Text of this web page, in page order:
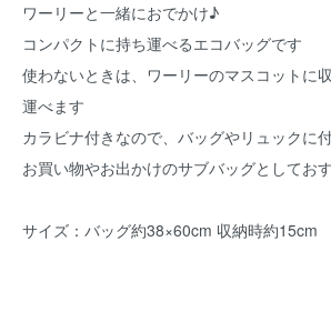
ワーリーと一緒におでかけ♪
コンパクトに持ち運べるエコバッグです
使わないときは、ワーリーのマスコットに
運べます
カラビナ付きなので、バッグやリュックに
お買い物やお出かけのサブバッグとしてお
サイズ：バッグ約38×60cm 収納時約15cm